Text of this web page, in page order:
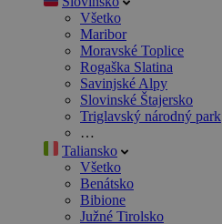
Všetko
Maribor
Moravské Toplice
Rogaška Slatina
Savinjské Alpy
Slovinské Štajersko
Triglavský národný park
…
Taliansko
Všetko
Benátsko
Bibione
Južné Tirolsko